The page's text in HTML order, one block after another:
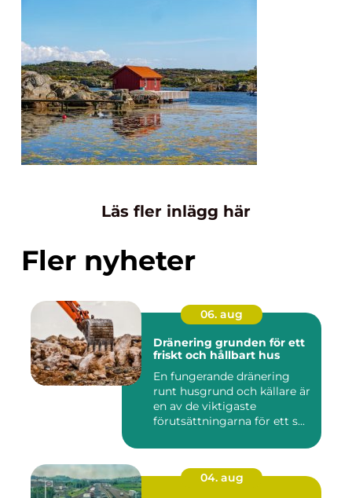
Läs fler inlägg här
Fler nyheter
06. aug
Dränering grunden för ett
friskt och hållbart hus
En fungerande dränering
runt husgrund och källare är
en av de viktigaste
förutsättningarna för ett s...
04. aug